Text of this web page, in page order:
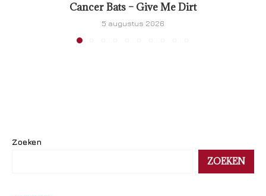
Cancer Bats – Give Me Dirt
5 augustus 2026
Zoeken
ZOEKEN